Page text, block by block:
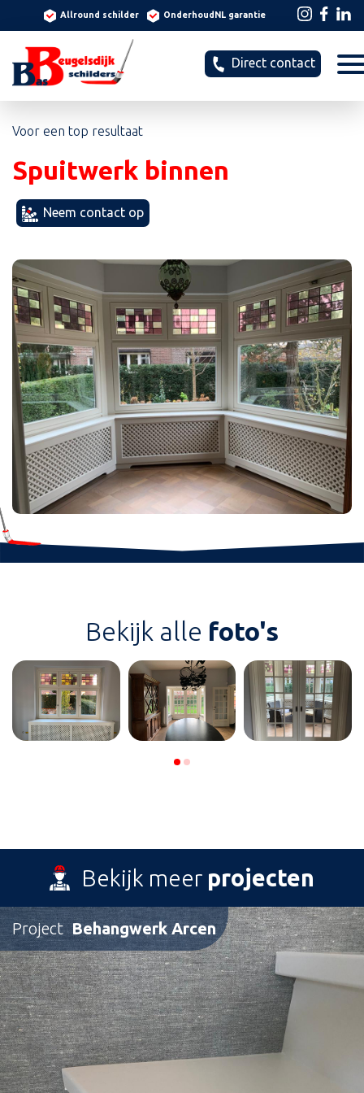
Allround schilder OnderhoudNL garantie
Direct contact
Voor een top resultaat
Spuitwerk binnen
Neem contact op
Bekijk alle foto's
Bekijk meer projecten
Project Behangwerk Arcen